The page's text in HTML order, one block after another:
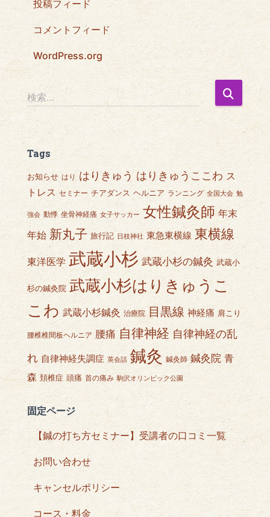
投稿フィード
コメントフィード
WordPress.org
検
索
:
検索…
Tags
お知らせ はり はりきゅう はりきゅうここわ ス
トレス セミナー チアダンス ヘルニア ランニング 全国大会 勉
強会 動悸 坐骨神経痛 女子サッカー 女性鍼灸師 年末
年始 新丸子 旅行記 日枝神社 東急東横線 東横線
東洋医学 武蔵小杉 武蔵小杉の鍼灸 武蔵小
杉の鍼灸院 武蔵小杉はりきゅうこ
こわ 武蔵小杉鍼灸 治療院 目黒線 神経痛 肩こり
腰椎椎間板ヘルニア 腰痛 自律神経 自律神経の乱
れ 自律神経失調症 英会話 鍼灸 鍼灸師 鍼灸院 青
森 頚椎症 頭痛 首の痛み 駒沢オリンピック公園
固定ページ
【鍼の打ち方セミナー】受講者の口コミ一覧
お問い合わせ
キャンセルポリシー
コース・料金